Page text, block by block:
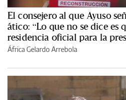
El consejero al que Ayuso
ático: “Lo que no se dice es
residencia oficial para la
África Gelardo Arrebola